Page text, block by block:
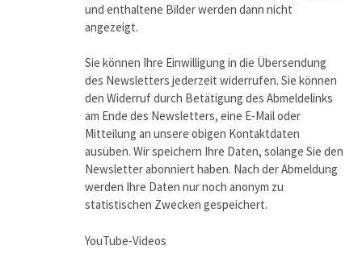
und enthaltene Bilder werden dann nicht
angezeigt.
Sie können Ihre Einwilligung in die Übersendung
des Newsletters jederzeit widerrufen. Sie können
den Widerruf durch Betätigung des Abmeldelinks
am Ende des Newsletters, eine E-Mail oder
Mitteilung an unsere obigen Kontaktdaten
ausüben. Wir speichern Ihre Daten, solange Sie den
Newsletter abonniert haben. Nach der Abmeldung
werden Ihre Daten nur noch anonym zu
statistischen Zwecken gespeichert.
YouTube-Videos